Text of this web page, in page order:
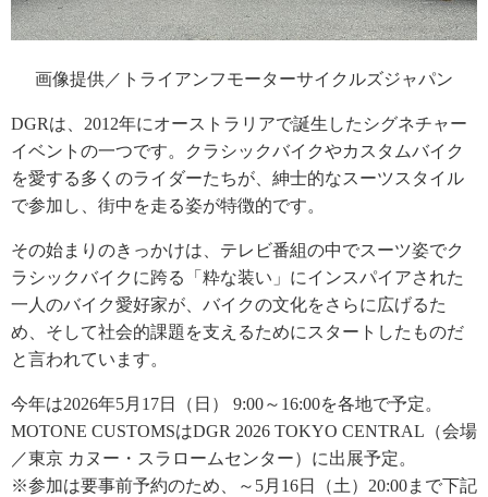
画像提供／トライアンフモーターサイクルズジャパン
DGRは、2012年にオーストラリアで誕生したシグネチャー
イベントの一つです。クラシックバイクやカスタムバイク
を愛する多くのライダーたちが、紳士的なスーツスタイル
で参加し、街中を走る姿が特徴的です。
その始まりのきっかけは、テレビ番組の中でスーツ姿でク
ラシックバイクに跨る「粋な装い」にインスパイアされた
一人のバイク愛好家が、バイクの文化をさらに広げるた
め、そして社会的課題を支えるためにスタートしたものだ
と言われています。
今年は2026年5月17日（日） 9:00～16:00を各地で予定。
MOTONE CUSTOMSはDGR 2026 TOKYO CENTRAL（会場
／東京 カヌー・スラロームセンター）に出展予定。
※参加は要事前予約のため、～5月16日（土）20:00まで下記